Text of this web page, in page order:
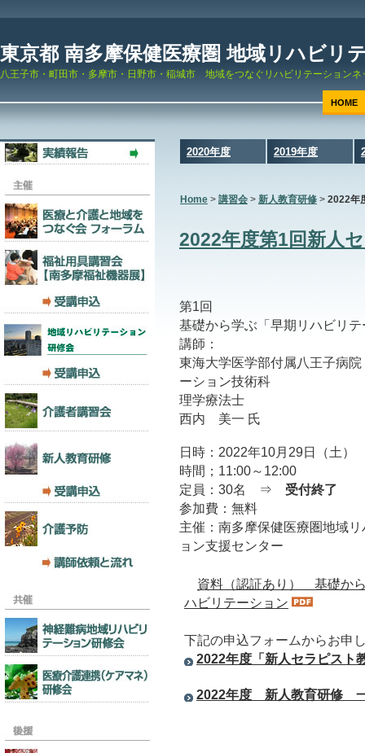
東京都 南多摩保健医療圏 地域リハビリ
八王子市・町田市・多摩市・日野市・稲城市 地域をつなぐリハビリテーションネ
HOME
2020年度 2019年度
Home > 講習会 > 新人教育研修 > 2022年
2022年度第1回新人
第1回
基礎から学ぶ「早期リハビリ
講師：
東海大学医学部付属八王子病
ーション技術科
理学療法士
西内 美一 氏
日時：2022年10月29日（土）
時間；11:00～12:00
定員：30名 ⇒ 受付終了
参加費：無料
主催：南多摩保健医療圏地域
ョン支援センター
資料（認証あり）＿基礎か
ハビリテーション
下記の申込フォームからお申
2022年度「新人セラピスト
2022年度 新人教育研修